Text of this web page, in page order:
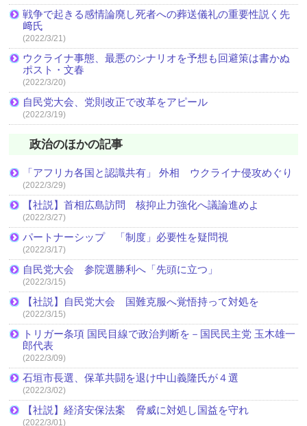
戦争で起きる感情論廃し死者への葬送儀礼の重要性説く先
﨑氏
(2022/3/21)
ウクライナ事態、最悪のシナリオを予想も回避策は書かぬ
ポスト・文春
(2022/3/20)
自民党大会、党則改正で改革をアピール
(2022/3/19)
政治のほかの記事
「アフリカ各国と認識共有」 外相 ウクライナ侵攻めぐり
(2022/3/29)
【社説】首相広島訪問 核抑止力強化へ議論進めよ
(2022/3/27)
パートナーシップ 「制度」必要性を疑問視
(2022/3/17)
自民党大会 参院選勝利へ「先頭に立つ」
(2022/3/15)
【社説】自民党大会 国難克服へ覚悟持って対処を
(2022/3/15)
トリガー条項 国民目線で政治判断を－国民民主党 玉木雄一
郎代表
(2022/3/09)
石垣市長選、保革共闘を退け中山義隆氏が４選
(2022/3/02)
【社説】経済安保法案 脅威に対処し国益を守れ
(2022/3/01)